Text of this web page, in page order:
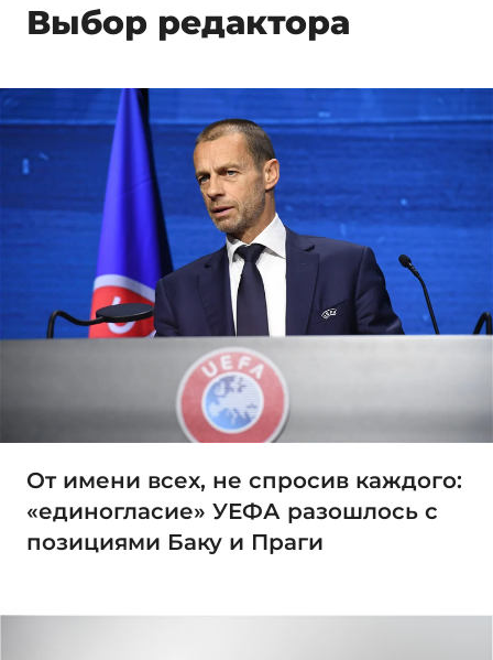
Выбор редактора
От имени всех, не спросив каждого:
«единогласие» УЕФА разошлось с
позициями Баку и Праги